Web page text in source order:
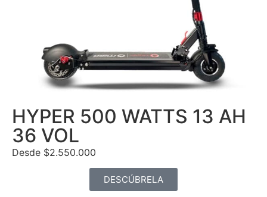
HYPER 500 WATTS 13 AH
36 VOL
Desde $2.550.000
DESCÚBRELA